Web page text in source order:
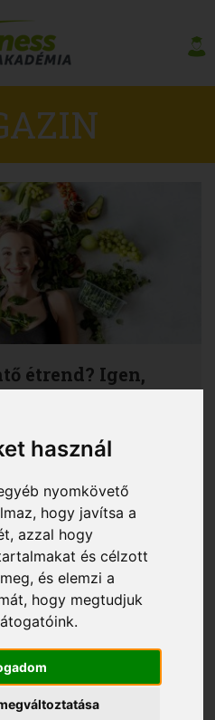
használ
nyomkövető
hogy javítsa a
azzal hogy
és célzott
és elemzi a
hogy megtudjuk
étrend? Igen,
kezeled.
embernek
ne hatalmasodjon el
teljesítése közben.
táplálkozás is a
része lehet?